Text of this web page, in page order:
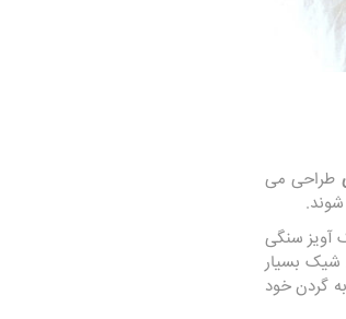
طراحی می
آویز سنگی
شیک بسیار
گردن خود